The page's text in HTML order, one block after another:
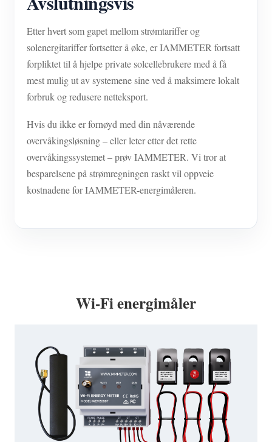
Etter hvert som gapet mellom strømtariffer og
solenergitariffer fortsetter å øke, er IAMMETER fortsatt
forpliktet til å hjelpe private solcellebrukere med å få
mest mulig ut av systemene sine ved å maksimere lokalt
forbruk og redusere netteksport.
Hvis du ikke er fornøyd med din nåværende
overvåkingsløsning – eller leter etter det rette
overvåkingssystemet – prøv IAMMETER. Vi tror at
besparelsene på strømregningen raskt vil oppveie
kostnadene for IAMMETER-energimåleren.
Wi-Fi energimåler